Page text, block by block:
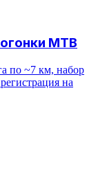
MTB
по ~7 км, набор
на